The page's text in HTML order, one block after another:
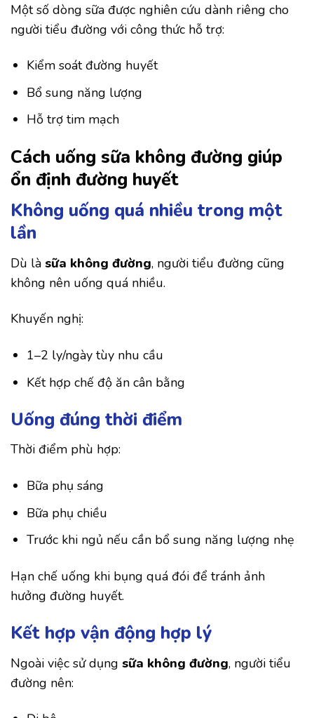
Một số dòng sữa được nghiên cứu dành riêng cho
người tiểu đường với công thức hỗ trợ:
Kiểm soát đường huyết
Bổ sung năng lượng
Hỗ trợ tim mạch
Cách uống sữa không đường giúp
ổn định đường huyết
Không uống quá nhiều trong một
lần
Dù là sữa không đường, người tiểu đường cũng
không nên uống quá nhiều.
Khuyến nghị:
1–2 ly/ngày tùy nhu cầu
Kết hợp chế độ ăn cân bằng
Uống đúng thời điểm
Thời điểm phù hợp:
Bữa phụ sáng
Bữa phụ chiều
Trước khi ngủ nếu cần bổ sung năng lượng nhẹ
Hạn chế uống khi bụng quá đói để tránh ảnh
hưởng đường huyết.
Kết hợp vận động hợp lý
Ngoài việc sử dụng sữa không đường, người tiểu
đường nên: